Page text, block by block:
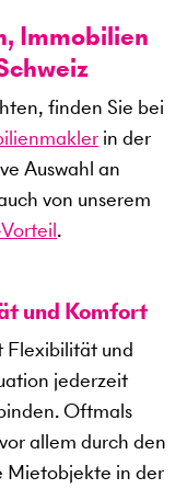
Immobilien
finden Sie bei
in der
Auswahl an
von unserem
.
und Komfort
Flexibilität und
jederzeit
Oftmals
allem durch den
Mietobjekte in der